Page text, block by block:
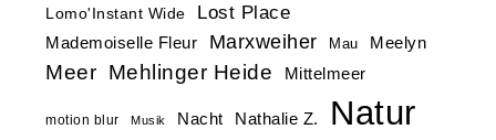
Lomo'Instant Wide Lost Place
Mademoiselle Fleur Marxweiher Mau Meelyn
Meer Mehlinger Heide Mittelmeer
motion blur Musik Nacht Nathalie Z. Natur